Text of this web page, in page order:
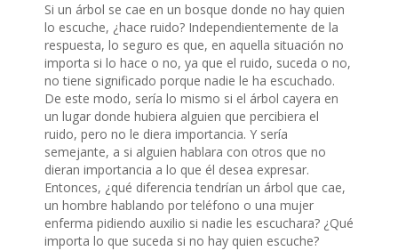
Si un árbol se cae en un bosque donde no hay quien
lo escuche, ¿hace ruido? Independientemente de la
respuesta, lo seguro es que, en aquella situación no
importa si lo hace o no, ya que el ruido, suceda o no,
no tiene significado porque nadie le ha escuchado.
De este modo, sería lo mismo si el árbol cayera en
un lugar donde hubiera alguien que percibiera el
ruido, pero no le diera importancia. Y sería
semejante, a si alguien hablara con otros que no
dieran importancia a lo que él desea expresar.
Entonces, ¿qué diferencia tendrían un árbol que cae,
un hombre hablando por teléfono o una mujer
enferma pidiendo auxilio si nadie les escuchara? ¿Qué
importa lo que suceda si no hay quien escuche?